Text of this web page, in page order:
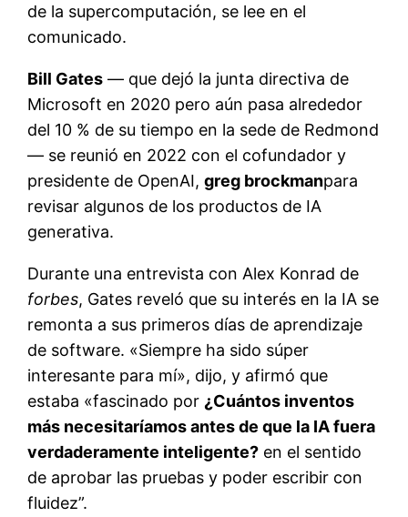
de la supercomputación, se lee en el
comunicado.
Bill Gates — que dejó la junta directiva de
Microsoft en 2020 pero aún pasa alrededor
del 10 % de su tiempo en la sede de Redmond
— se reunió en 2022 con el cofundador y
presidente de OpenAI,greg brockmanpara
revisar algunos de los productos de IA
generativa.
Durante una entrevista con Alex Konrad de
forbes, Gates reveló que su interés en la IA se
remonta a sus primeros días de aprendizaje
de software. «Siempre ha sido súper
interesante para mí», dijo, y afirmó que
estaba «fascinado por ¿Cuántos inventos
más necesitaríamos antes de que la IA fuera
verdaderamente inteligente? en el sentido
de aprobar las pruebas y poder escribir con
fluidez”.